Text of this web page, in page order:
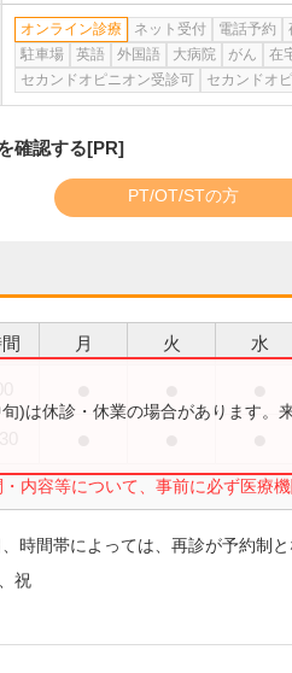
オンライン診療 ネット受付 電話予約
駐車場
英語 外国語 大病院 がん 在
セカンドオピニオン受診可
セカンドオ
確認する[PR]
PT/OT/STの方
月 火 水
内容等について、事前に必ず医療
)は休診・休業の場合があります。
時間帯によっては、再診が予約制と
祝